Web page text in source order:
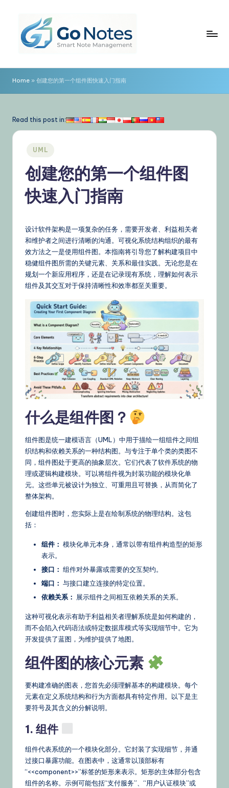
content
o
N
t
简
体
文
–
A
e,
Ti
p
&
d
Home » 创建您的第一个组件图快速入门指南
Read this post in:
Posted
UML
创建您的第一个组件图
快速入门指南
设计软件架构是一项复杂的任务，需要开发者、利益相关者
和维护者之间进行清晰的沟通。可视化系统结构组织的最有
效方法之一是使用组件图。本指南将引导您了解构建项目中
稳健组件图所需的关键元素、关系和最佳实践。无论您是在
规划一个新应用程序，还是在记录现有系统，理解如何表示
组件及其交互对于保持清晰性和效率都至关重要。
什么是组件图？
组件图是统一建模语言（UML）中用于描绘一组组件之间组
织结构和依赖关系的一种结构图。与专注于单个类的类图不
同，组件图处于更高的抽象层次。它们代表了软件系统的物
理或逻辑构建模块。可以将组件视为封装功能的模块化单
元。这些单元被设计为独立、可重用且可替换，从而简化了
整体架构。
创建组件图时，您实际上是在绘制系统的物理结构。这包
括：
组件： 模块化单元本身，通常以带有组件构造型的矩形
表示。
接口： 组件对外暴露或需要的交互契约。
端口： 与接口建立连接的特定位置。
依赖关系：
展示组件之间相互依赖关系的关系。
这种可视化表示有助于利益相关者理解系统是如何构建的，
而不会陷入代码语法或特定数据库模式等实现细节中。它为
开发提供了蓝图，为维护提供了地图。
组件图的核心元素
要构建准确的图表，您首先必须理解基本的构建模块。每个
元素在定义系统结构和行为方面都具有特定作用。以下是主
要符号及其含义的分解说明。
1. 组件
组件代表系统的一个模块化部分。它封装了实现细节，并通
过接口暴露功能。在图表中，这通常以顶部标有
“<<component>>”标签的矩形来表示。矩形的主体部分包含
组件的名称。示例可能包括“支付服务”、“用户认证模块”或